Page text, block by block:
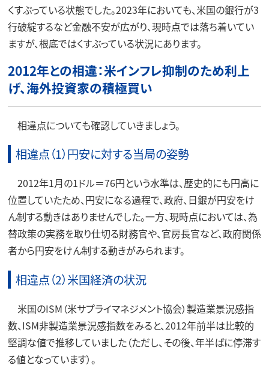
くすぶっている状態でした。2023年においても、米国の銀行が3
行破綻するなど金融不安が広がり、現時点では落ち着いてい
ますが、根底ではくすぶっている状況にあります。
2012年との相違：米インフレ抑制のため利上
げ、海外投資家の積極買い
相違点についても確認していきましょう。
相違点（1）円安に対する当局の姿勢
2012年1月の1ドル＝76円という水準は、歴史的にも円高に
位置していたため、円安になる過程で、政府、日銀が円安をけ
ん制する動きはありませんでした。一方、現時点においては、為
替政策の実務を取り仕切る財務官や、官房長官など、政府関係
者から円安をけん制する動きがみられます。
相違点（2）米国経済の状況
米国のISM（米サプライマネジメント協会）製造業景況感指
数、ISM非製造業景況感指数をみると、2012年前半は比較的
堅調な値で推移していました（ただし、その後、年半ばに停滞す
る値となっています）。